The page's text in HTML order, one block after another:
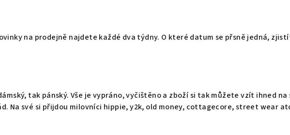
na prodejně najdete každé dva týdny. O které datum se přsně jedná,
tak pánský. Vše je vypráno, vyčištěno a zboží si tak můžete vzít ihned na
Na své si přijdou milovníci hippie, y2k, old money, cottagecore, street wear